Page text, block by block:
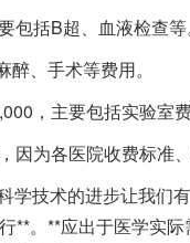
包括B超、血液检查等
、手术等费用。
，主要包括实验室
因为各医院收费标准
学技术的进步让我们
**。**应出于医学实